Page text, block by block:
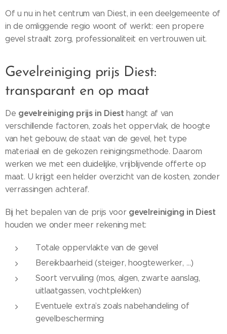
Of u nu in het centrum van Diest, in een deelgemeente of
in de omliggende regio woont of werkt: een propere
gevel straalt zorg, professionaliteit en vertrouwen uit.
Gevelreiniging prijs Diest:
transparant en op maat
De gevelreiniging prijs in Diest hangt af van
verschillende factoren, zoals het oppervlak, de hoogte
van het gebouw, de staat van de gevel, het type
materiaal en de gekozen reinigingsmethode. Daarom
werken we met een duidelijke, vrijblijvende offerte op
maat. U krijgt een helder overzicht van de kosten, zonder
verrassingen achteraf.
Bij het bepalen van de prijs voor gevelreiniging in Diest
houden we onder meer rekening met:
Totale oppervlakte van de gevel
Bereikbaarheid (steiger, hoogtewerker, …)
Soort vervuiling (mos, algen, zwarte aanslag,
uitlaatgassen, vochtplekken)
Eventuele extra’s zoals nabehandeling of
gevelbescherming